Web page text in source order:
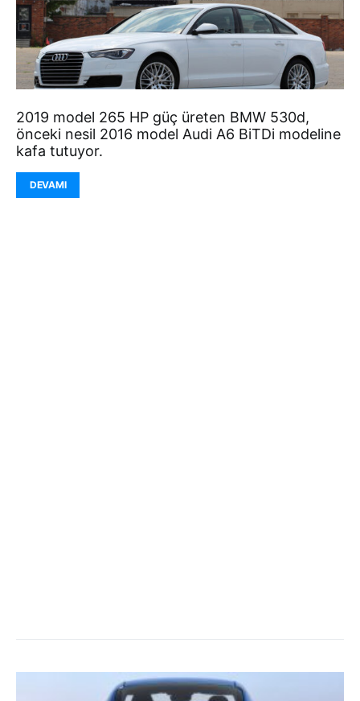
2019 model 265 HP güç üreten BMW 530d,
önceki nesil 2016 model Audi A6 BiTDi modeline
kafa tutuyor.
DEVAMI